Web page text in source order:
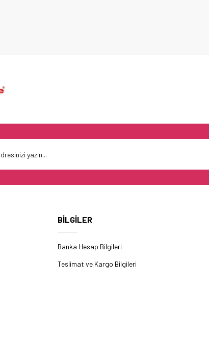
BİLGİLER
Banka Hesap Bilgileri
Teslimat ve Kargo Bilgileri